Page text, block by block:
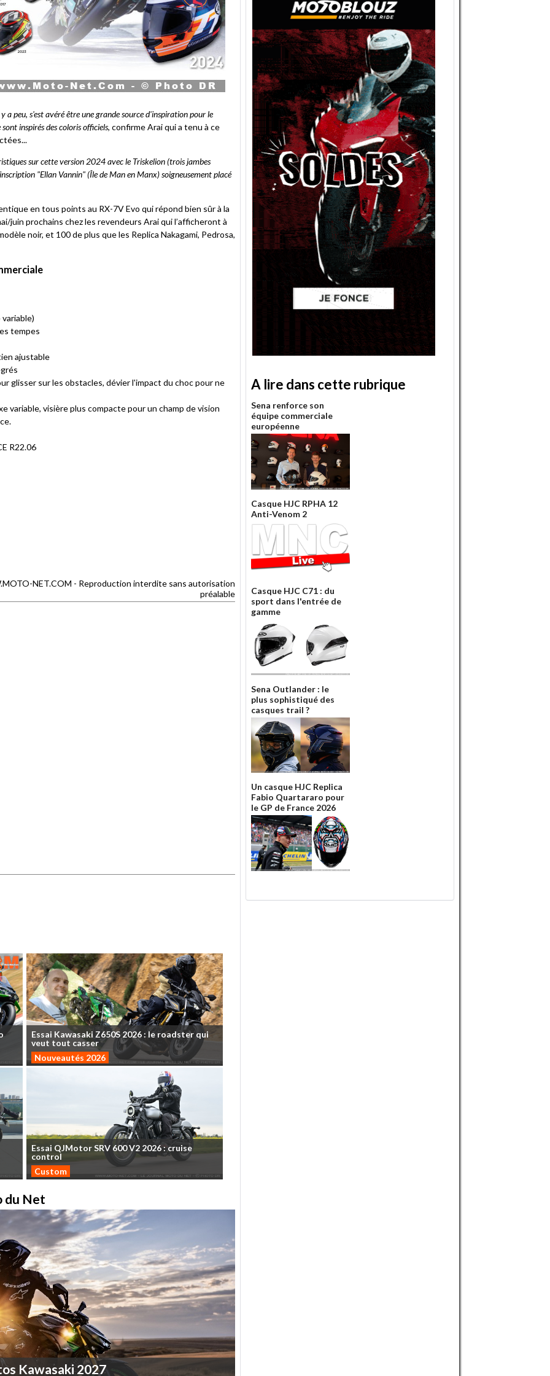
a peu, s'est avéré être une grande source d'inspiration pour le
inspirés des coloris officiels, confirme Arai qui a tenu à ce
sur cette version 2024 avec le Triskelion (trois jambes
"Ellan Vannin" (Île de Man en Manx) soigneusement placé
en tous points au RX-7V Evo qui répond bien sûr à la
juin prochains chez les revendeurs Arai qui l’afficheront à
noir, et 100 de plus que les Replica Nakagami, Pedrosa,
tempes
ajustable
glisser sur les obstacles, dévier l'impact du choc pour ne
variable, visière plus compacte pour un champ de vision
R22.06
NET.COM - Reproduction interdite sans autorisation
préalable
Essai Kawasaki Z650S2026:le roadster qui
veut tout casser
Nouveautés 2026
Essai QJMotorSRV 600V2 2026: cruise
control
Custom
du Net
Kawasaki 2027
A lire dans cette rubrique
Sena renforce son
équipe commerciale
européenne
Casque HJC RPHA 12
Anti-Venom 2
Casque HJC C71 : du
sport dans l'entrée de
gamme
Sena Outlander : le
plus sophistiqué des
casques trail ?
Un casque HJC Replica
Fabio Quartararo pour
le GP de France 2026